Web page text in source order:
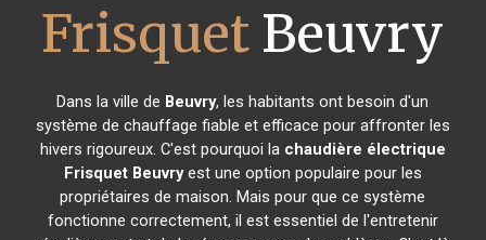
Frisquet Beuvry
Dans la ville de Beuvry, les habitants ont besoin d'un
système de chauffage fiable et efficace pour affronter les
hivers rigoureux. C'est pourquoi la chaudière électrique
Frisquet Beuvryest une option populaire pour les
propriétaires de maison. Mais pour que ce système
fonctionne correctement, il est essentiel de l'entretenir